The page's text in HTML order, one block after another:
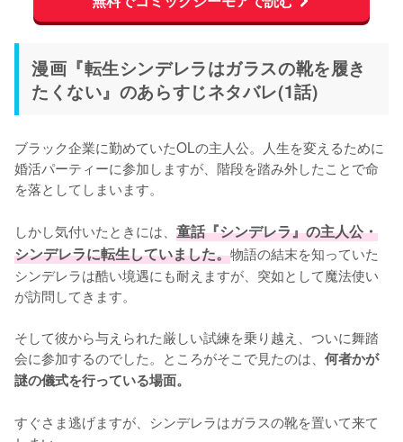
漫画『転生シンデレラはガラスの靴を履き
たくない』のあらすじネタバレ(1話)
ブラック企業に勤めていたOLの主人公。人生を変えるために
婚活パーティーに参加しますが、階段を踏み外したことで命
を落としてしまいます。
しかし気付いたときには、 童話『シンデレラ』の主人公・
シンデレラに転生していました。物語の結末を知っていた
シンデレラは酷い境遇にも耐えますが、突如として魔法使い
が訪問してきます。
そして彼から与えられた厳しい試練を乗り越え、ついに舞踏
会に参加するのでした。ところがそこで見たのは、 何者かが
謎の儀式を行っている場面。
すぐさま逃げますが、シンデレラはガラスの靴を置いて来て